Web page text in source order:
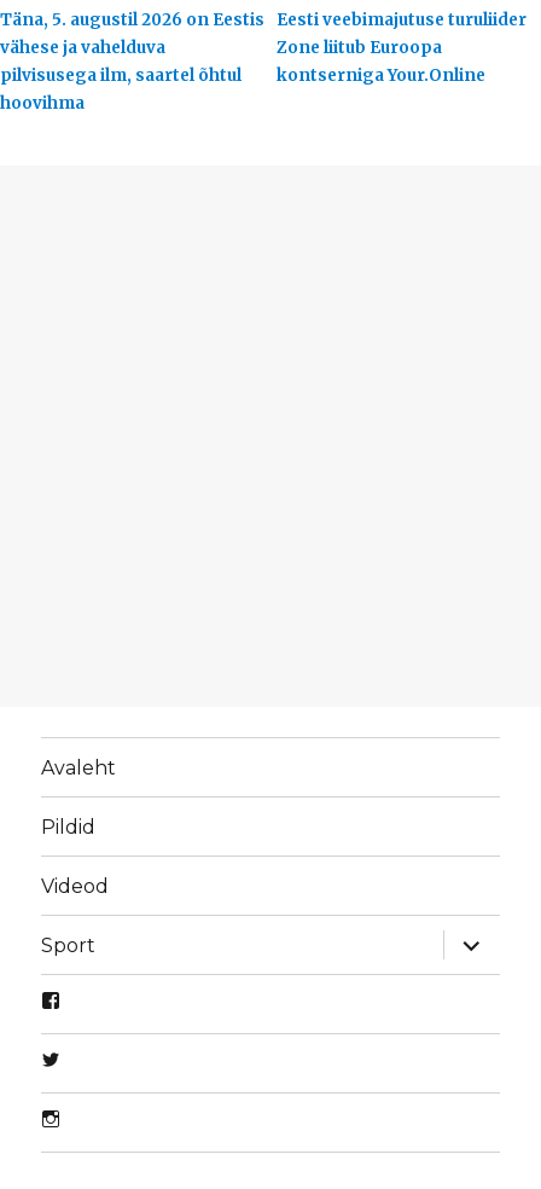
Täna, 5. augustil 2026 on Eestis
vähese ja vahelduva
pilvisusega ilm, saartel õhtul
hoovihma
Eesti veebimajutuse turuliider
Zone liitub Euroopa
kontserniga Your.Online
Avaleht
Pildid
Videod
Sport
laienda